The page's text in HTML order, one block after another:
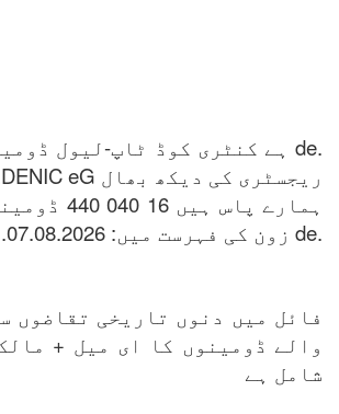
ریجسٹری کی دیکھ بھال DENIC eG.
ہمارے پاس
.de زون کی فہرست میں: 07.08.2026.
فائل میں دنوں تاریخی تقاضوں
والے ڈومینوں کا ای میل +
شامل ہے